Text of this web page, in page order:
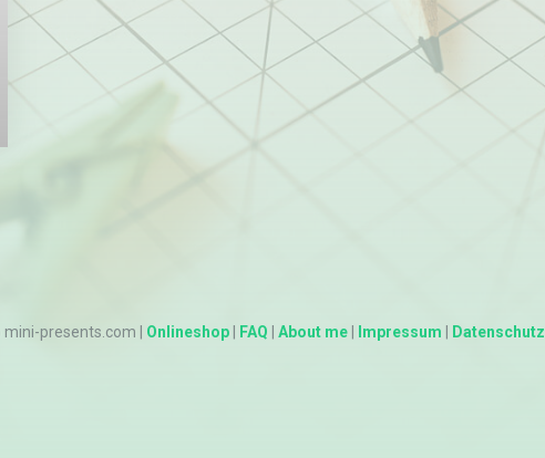
presents.com | Onlineshop| FAQ About me| Impressum Datenschutz